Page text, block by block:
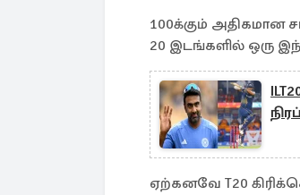
100க்கும் அதிகமான
20 இடங்களில் ஒரு
ஏற்கனவே T20